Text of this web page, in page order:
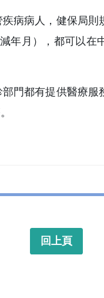
病病人，健保局
年月），都可以
門都有提供醫療
回上頁